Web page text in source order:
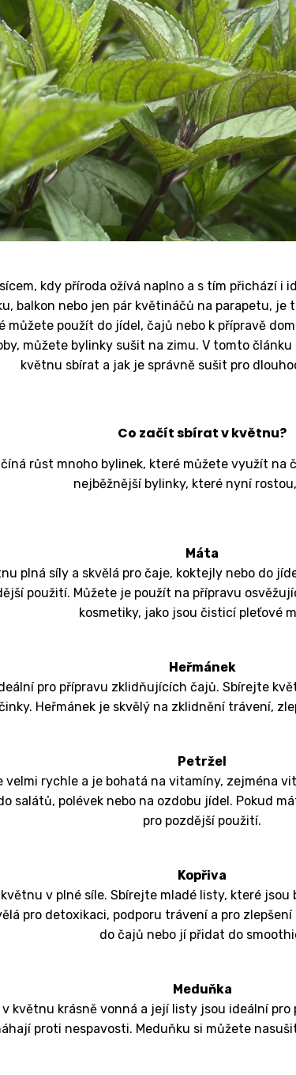
kdy příroda ožívá naplno a s tím přichází i
balkon nebo jen pár květináčů na parapetu, je
můžete použít do jídel, čajů nebo k přípravě
můžete bylinky sušit na zimu. V tomto
květnu sbírat a jak je správně sušit pro
Co začít sbírat v květnu?
růst mnoho bylinek, které můžete využít na
nejběžnější bylinky, které nyní
Máta
plná síly a skvělá pro čaje, koktejly nebo do
použití. Můžete je použít na přípravu
kosmetiky, jako jsou čisticí pleťové
Heřmánek
pro přípravu zklidňujících čajů. Sbírejte
Heřmánek je skvělý na zklidnění trávení,
Petržel
velmi rychle a je bohatá na vitamíny, zejména
salátů, polévek nebo na ozdobu jídel. Pokud
pro pozdější použití.
Kopřiva
v plné síle. Sbírejte mladé listy, které
pro detoxikaci, podporu trávení a pro
do čajů nebo jí přidat do
Meduňka
v květnu krásně vonná a její listy jsou ideální
proti nespavosti. Meduňku si můžete